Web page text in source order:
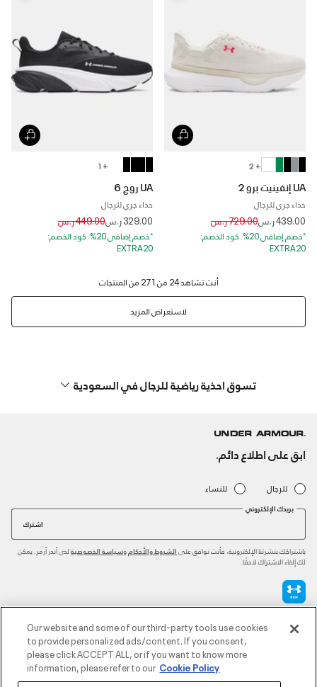
+ 2
UA إنفينيت برو 2
حذاء جري للرجال
439.00 ر.س Price reduced from
729.00 ر.س to
*خصم إضافي 20%. كود الخصم:
EXTRA20
+ 1
UA روج 6
حذاء جري للرجال
329.00 ر.س Price reduced from
449.00 ر.س to
*خصم إضافي 20%. كود الخصم:
EXTRA20
‏‫أنت تشاهد 24 من 271 من المنتجات
لاستعراض المزيد
تسوق احذية رياضية للرجال في السعودية
ابق على اطلاع دائم.
للرجال للنساء
بريدك الإلكتروني
اشترك
باشتراكك بنشرتنا الإلكترونية، فأنت توافق على الشروط والأحكام وسياسة الخصوصية لدى أندر آرمر. يمكن
لك إلغاء الاشتراك لاحقًا.
طرق الدفع المعتمدةOur website and some of our third-party tools use cookies
to provide personalized ads/content. If you consent,
please click ACCEPT ALL, or if you want to know more
information, please refer to our Cookie Policy